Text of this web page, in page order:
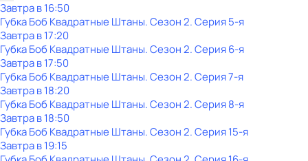
Завтра в 16:50
Губка Боб Квадратные Штаны. Сезон 2. Серия 5-я
Завтра в 17:20
Губка Боб Квадратные Штаны. Сезон 2. Серия 6-я
Завтра в 17:50
Губка Боб Квадратные Штаны. Сезон 2. Серия 7-я
Завтра в 18:20
Губка Боб Квадратные Штаны. Сезон 2. Серия 8-я
Завтра в 18:50
Губка Боб Квадратные Штаны. Сезон 2. Серия 15-я
Завтра в 19:15